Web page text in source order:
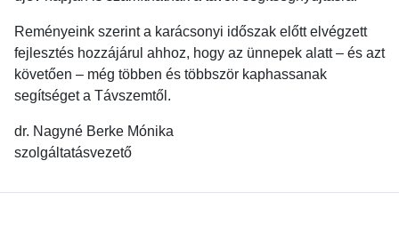
Reményeink szerint a karácsonyi időszak előtt elvégzett
fejlesztés hozzájárul ahhoz, hogy az ünnepek alatt – és azt
követően – még többen és többször kaphassanak
segítséget a Távszemtől.
dr. Nagyné Berke Mónika
szolgáltatásvezető